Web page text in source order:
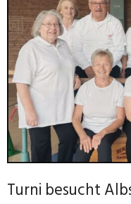
Turni besucht